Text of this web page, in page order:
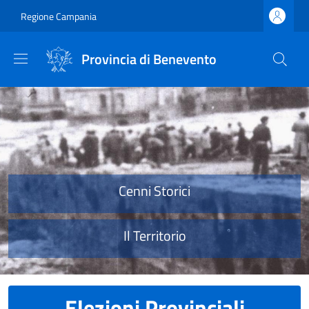
Regione Campania
Provincia di Benevento
Provincia di Benevento
Cenni Storici
Il Territorio